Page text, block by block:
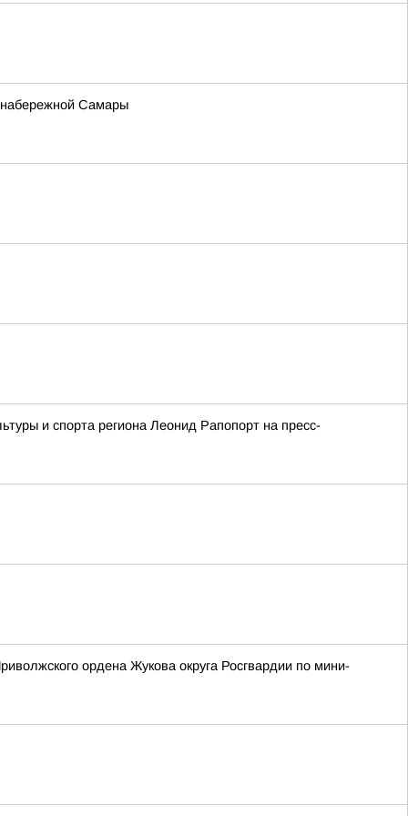
Самары
и спорта региона Леонид Рапопорт на пресс-
ордена Жукова округа Росгвардии по мини-